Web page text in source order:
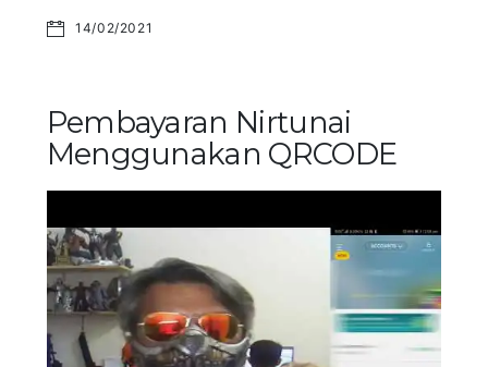
14/02/2021
Pembayaran Nirtunai
Menggunakan QRCODE